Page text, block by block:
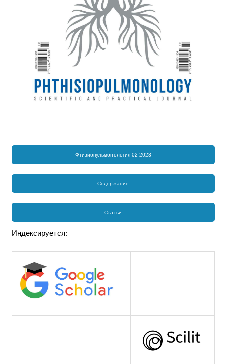
Фтизиопульмонология 02-2023
Содержание
Статьи
Индексируется: